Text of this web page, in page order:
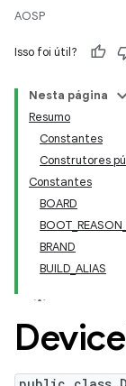
AOSP
Isso foi útil?
Nesta página
Resumo
Constantes
Construtores
Constantes
BOARD
BRAND
BUILD_ALIAS
Device